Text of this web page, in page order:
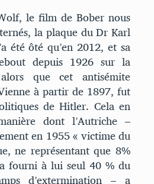
le film de Bober nous
la plaque du Dr Karl
été ôté qu’en 2012, et sa
depuis 1926 sur la
que cet antisémite
à partir de 1897, fut
de Hitler. Cela en
dont l’Autriche –
en 1955 « victime du
ne représentant que 8%
fourni à lui seul 40 % du